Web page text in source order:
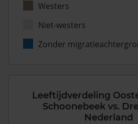
Westers
Niet-westers
Zonder
Leeftijdverdeling
Schoonebeek vs.
Nederland